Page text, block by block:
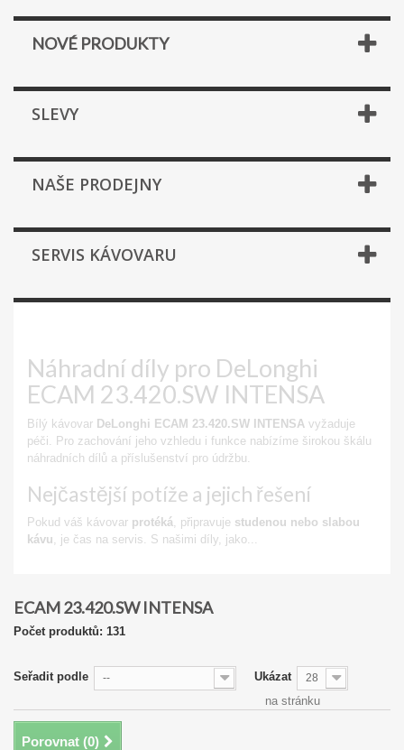
NOVÉ PRODUKTY
SLEVY
NAŠE PRODEJNY
SERVIS KÁVOVARU
Náhradní díly pro DeLonghi
ECAM 23.420.SW INTENSA
Bílý kávovar DeLonghi ECAM 23.420.SW INTENSA vyžaduje
péči. Pro zachování jeho vzhledu i funkce nabízíme širokou škálu
náhradních dílů a příslušenství pro údržbu.
Nejčastější potíže a jejich řešení
Pokud váš kávovar protéká, připravuje studenou nebo slabou
kávu, je čas na servis. S našimi díly, jako...
ECAM 23.420.SW INTENSA
Počet produktů: 131
Seřadit podle -- Ukázat 28
na stránku
Porovnat (0)